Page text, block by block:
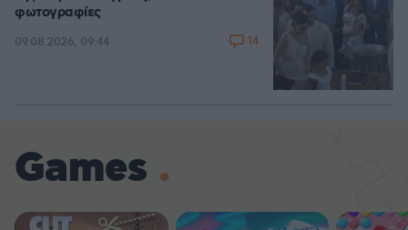
φωτογραφίες
09.08.2026, 09:44 14
Games